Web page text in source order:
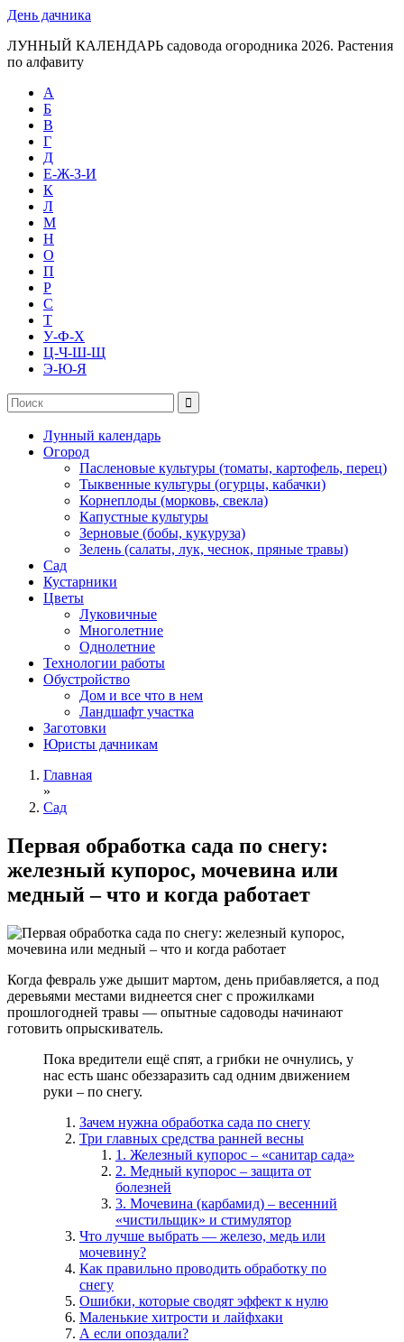
День дачника
ЛУННЫЙ КАЛЕНДАРЬ садовода огородника 2026. Растения
по алфавиту
А
Б
В
Г
Д
Е-Ж-З-И
К
Л
М
Н
О
П
Р
С
Т
У-Ф-Х
Ц-Ч-Ш-Щ
Э-Ю-Я
Лунный календарь
Огород
Пасленовые культуры (томаты, картофель, перец)
Тыквенные культуры (огурцы, кабачки)
Корнеплоды (морковь, свекла)
Капустные культуры
Зерновые (бобы, кукуруза)
Зелень (салаты, лук, чеснок, пряные травы)
Сад
Кустарники
Цветы
Луковичные
Многолетние
Однолетние
Технологии работы
Обустройство
Дом и все что в нем
Ландшафт участка
Заготовки
Юристы дачникам
Главная
»
Сад
Первая обработка сада по снегу:
железный купорос, мочевина или
медный – что и когда работает
Когда февраль уже дышит мартом, день прибавляется, а под
деревьями местами виднеется снег с прожилками
прошлогодней травы — опытные садоводы начинают
готовить опрыскиватель.
Пока вредители ещё спят, а грибки не очнулись, у
нас есть шанс обеззаразить сад одним движением
руки – по снегу.
Зачем нужна обработка сада по снегу
Три главных средства ранней весны
1. Железный купорос – «санитар сада»
2. Медный купорос – защита от
болезней
3. Мочевина (карбамид) – весенний
«чистильщик» и стимулятор
Что лучше выбрать — железо, медь или
мочевину?
Как правильно проводить обработку по
снегу
Ошибки, которые сводят эффект к нулю
Маленькие хитрости и лайфхаки
А если опоздали?